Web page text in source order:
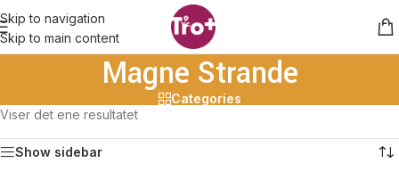
Skip to navigation
Skip to main content
Magne Strande
Categories
Viser det ene resultatet
Show sidebar